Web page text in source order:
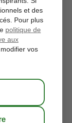
sauver